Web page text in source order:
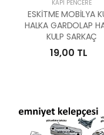
KAPI PENCERE
ESKİTME MOBİLYA
HALKA GARDOLAP
KULP SARKAÇ
19,00 TL